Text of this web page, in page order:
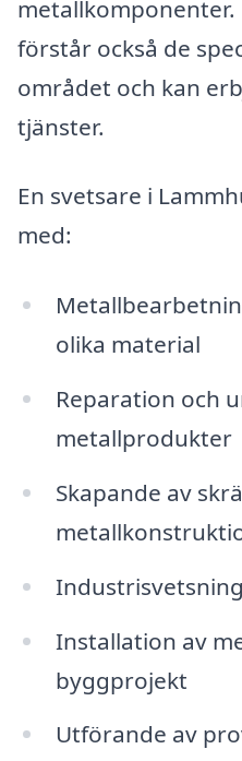
förstår också de
området och kan
tjänster.
En svetsare i
med:
olika material
Reparation och
metallprodukter
Skapande av
Installation av
byggprojekt
Utförande av